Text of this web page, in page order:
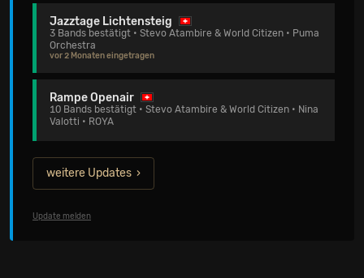
Jazztage Lichtensteig
3 Bands bestätigt • Stevo Atambire & World Citizen • Puma
Orchestra
vor 2 Monaten eingetragen
Rampe Openair
10 Bands bestätigt • Stevo Atambire & World Citizen • Nina
Valotti • ROYA
weitere Updates
Update melden